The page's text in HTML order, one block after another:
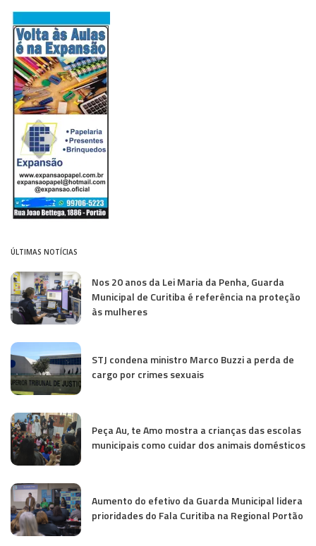
ÚLTIMAS NOTÍCIAS
Nos 20 anos da Lei Maria da Penha, Guarda
Municipal de Curitiba é referência na proteção
às mulheres
STJ condena ministro Marco Buzzi a perda de
cargo por crimes sexuais
Peça Au, te Amo mostra a crianças das escolas
municipais como cuidar dos animais domésticos
Aumento do efetivo da Guarda Municipal lidera
prioridades do Fala Curitiba na Regional Portão